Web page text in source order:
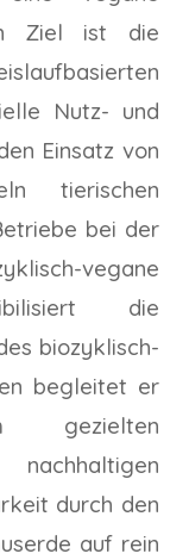
Ziel ist die
Nutz- und
Einsatz von
tierischen
bei der
vegane
die
biozyklisch-
begleitet er
gezielten
durch den
auf rein